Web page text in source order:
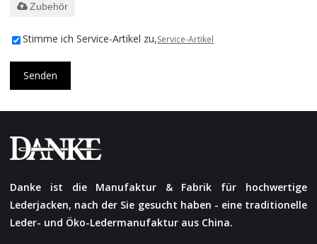
Zubehör
Stimme ich Service-Artikel zu,Service-Artikel
Senden
Danke ist die Manufaktur & Fabrik für hochwertige
Lederjacken, nach der Sie gesucht haben - eine traditionelle
Leder- und Öko-Ledermanufaktur aus China.